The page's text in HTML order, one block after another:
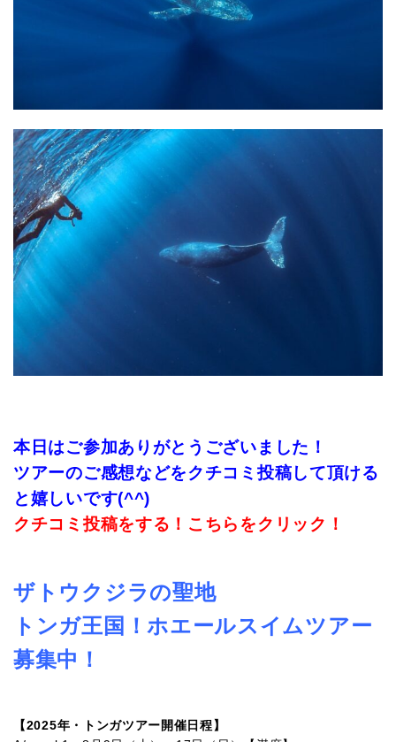
本日はご参加ありがとうございました！
ツアーのご感想などをクチコミ投稿して頂ける
と嬉しいです(^^)
クチコミ投稿をする！こちらをクリック！
ザトウクジラの聖地
トンガ王国！ホエールスイムツアー
募集中！
【2025年・トンガツアー開催日程】